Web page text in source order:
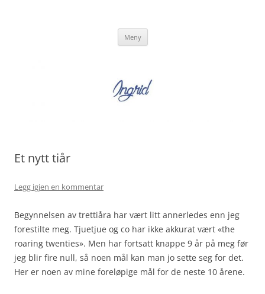
Meny
Et nytt tiår
Legg igjen en kommentar
Begynnelsen av trettiåra har vært litt annerledes enn jeg
forestilte meg. Tjuetjue og co har ikke akkurat vært «the
roaring twenties». Men har fortsatt knappe 9 år på meg før
jeg blir fire null, så noen mål kan man jo sette seg for det.
Her er noen av mine foreløpige mål for de neste 10 årene.